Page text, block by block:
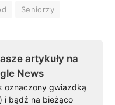
Seniorzy
artykuły na
News
oznaczony gwiazdką
i bądź na bieżąco